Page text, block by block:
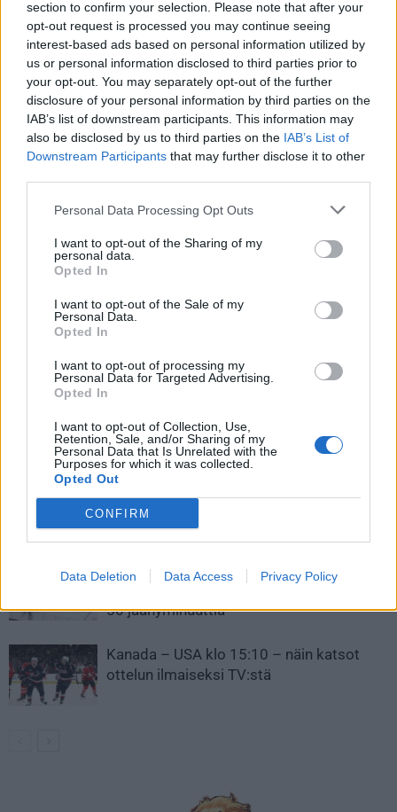
section to confirm your selection. Please note that after your
opt-out request is processed you may continue seeing
interest-based ads based on personal information utilized by
us or personal information disclosed to third parties prior to
your opt-out. You may separately opt-out of the further
disclosure of your personal information by third parties on the
IAB’s list of downstream participants. This information may
also be disclosed by us to third parties on the IAB’s List of
Downstream Participants that may further disclose it to other
Personal Data Processing Opt Outs
I want to opt-out of the Sharing of my
personal data.
Opted In
I want to opt-out of the Sale of my
Personal Data.
Opted In
I want to opt-out of processing my
Personal Data for Targeted Advertising.
Opted In
I want to opt-out of Collection, Use,
Retention, Sale, and/or Sharing of my
Personal Data that Is Unrelated with the
Purposes for which it was collected.
Opted Out
CONFIRM
Data Deletion Data Access Privacy Policy
Jos video ei näy laitteellasi voit katsoa sen suoraan
Youtubesta.
Lue myös:SaiPan Mario Grman syö kiekkoja –
kirjaimellisesti!
Liigaan tulossa kokovisiirit
kaikille pelaajille pakolliseksi –
seurat valmistuvat jo
muutokseen
Liiga jatkuu tällä viikolla!
LIITTYVÄT ARTIKKELIT LISÄÄ TEKIJÄLTÄ
Leijonat julkisti ketjut Sveitsi-peliin –
Aleksander Barkov tekee paluun
kaukaloon
Venäläisveskari sekosi Suomen 2.
50 jäähyminuuttia
Kanada – USA klo 15:10 – näin katsot
ottelun ilmaiseksi TV:stä